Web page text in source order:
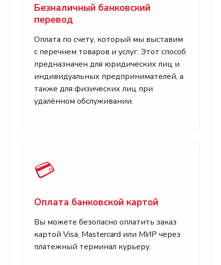
Безналичный банковский
перевод
Оплата по счету, который мы выставим
с перечнем товаров и услуг. Этот способ
предназначен для юридических лиц и
индивидуальных предпринимателей, а
также для физических лиц при
удалённом обслуживании.
💳
Оплата банковской картой
Вы можете безопасно оплатить заказ
картой Visa, Mastercard или МИР через
платежный терминал курьеру.